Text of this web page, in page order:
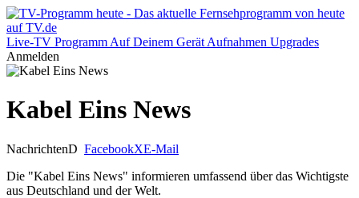
Live-TV Programm Auf Deinem Gerät Aufnahmen Upgrades
Anmelden
Kabel Eins News
NachrichtenD FacebookXE-Mail
Die "Kabel Eins News" informieren umfassend über das Wichtigste
aus Deutschland und der Welt.